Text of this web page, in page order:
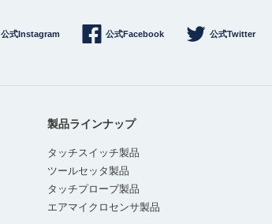
公式Instagram 公式Facebook 公式Twitter
製品ラインナップ
タッチスイッチ製品
ツールセッタ製品
タッチプローブ製品
エアマイクロセンサ製品